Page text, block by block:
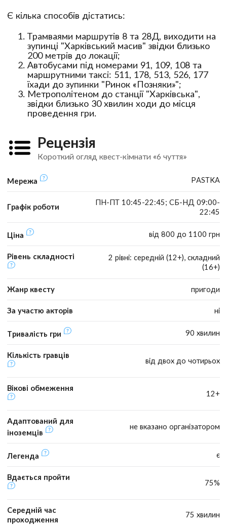
Є кілька способів дістатись:
Трамваями маршрутів 8 та 28Д, виходити на
зупинці "Харківський масив" звідки близько
200 метрів до локації;
Автобусами під номерами 91, 109, 108 та
маршрутними таксі: 511, 178, 513, 526, 177
їхади до зупинки "Ринок «Позняки»";
Метрополітеном до станції "Харківська",
звідки близько 30 хвилин ходи до місця
проведення гри.
Рецензія
Короткий огляд квест-кімнати «6 чуття»
Мережа PASTKA
Графік роботи
ПН-ПТ 10:45-22:45; СБ-НД 09:00-
22:45
Ціна від 800 до 1100 грн
Рівень складності
2 рівні: середній (12+), складний
(16+)
Жанр квесту пригоди
За участю акторів ні
Тривалість гри 90 хвилин
Кількість гравців
від двох до чотирьох
Вікові обмеження
12+
Адаптований для
іноземців
не вказано організатором
Легенда є
Вдається пройти
75%
Середній час
проходження
75 хвилин